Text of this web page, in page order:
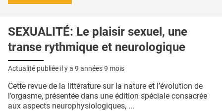
SEXUALITÉ: Le plaisir sexuel, une
transe rythmique et neurologique
Actualité publiée il y a 9 années 9 mois
Cette revue de la littérature sur la nature et l’évolution de
l’orgasme, présentée dans une édition spéciale consacrée
aux aspects neurophysiologiques, ...